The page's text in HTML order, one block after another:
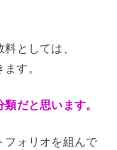
としては、
す。
だと思います。
フォリオを組んで